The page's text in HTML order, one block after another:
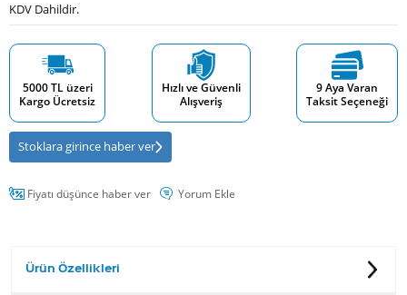
KDV Dahildir.
5000 TL üzeri
Kargo Ücretsiz
Hızlı ve Güvenli
Alışveriş
9 Aya Varan
Taksit Seçeneği
Stoklara girince haber ver
Fiyatı düşünce haber ver Yorum Ekle
Ürün Özellikleri